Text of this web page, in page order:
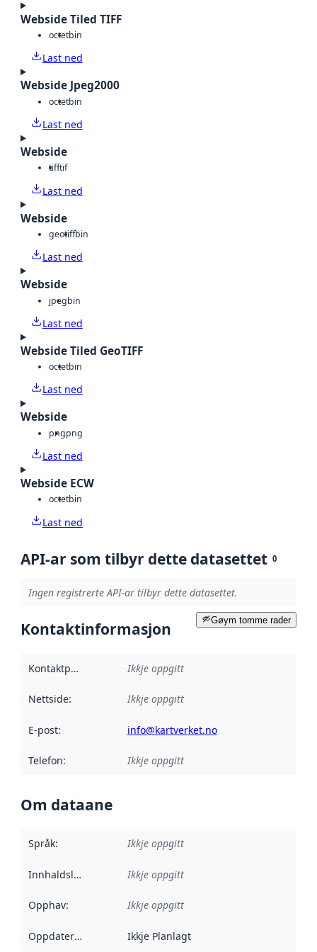
Webside Tiled TIFF
octetbin
Last ned
Webside Jpeg2000
octetbin
Last ned
Webside
tifftif
Last ned
Webside
geotiffbin
Last ned
Webside
jpegbin
Last ned
Webside Tiled GeoTIFF
octetbin
Last ned
Webside
pngpng
Last ned
Webside ECW
octetbin
Last ned
API-ar som tilbyr dette datasettet 0
Ingen registrerte API-ar tilbyr dette datasettet.
Gøym tomme rader
Kontaktinformasjon
Kontaktpunkt Ikkje oppgitt
Nettside: Ikkje oppgitt
E-post: info@kartverket.no
Telefon: Ikkje oppgitt
Om dataane
Språk: Ikkje oppgitt
Innhaldsleverandørar :
Ikkje oppgitt
Opphav: Ikkje oppgitt
Oppdateringsfrekvens :
Ikkje Planlagt